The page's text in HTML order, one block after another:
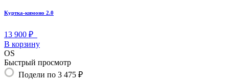
Куртка-кимоно 2.0
13 900 ₽
В корзину
OS
Быстрый просмотр
Подели по 3 475 ₽